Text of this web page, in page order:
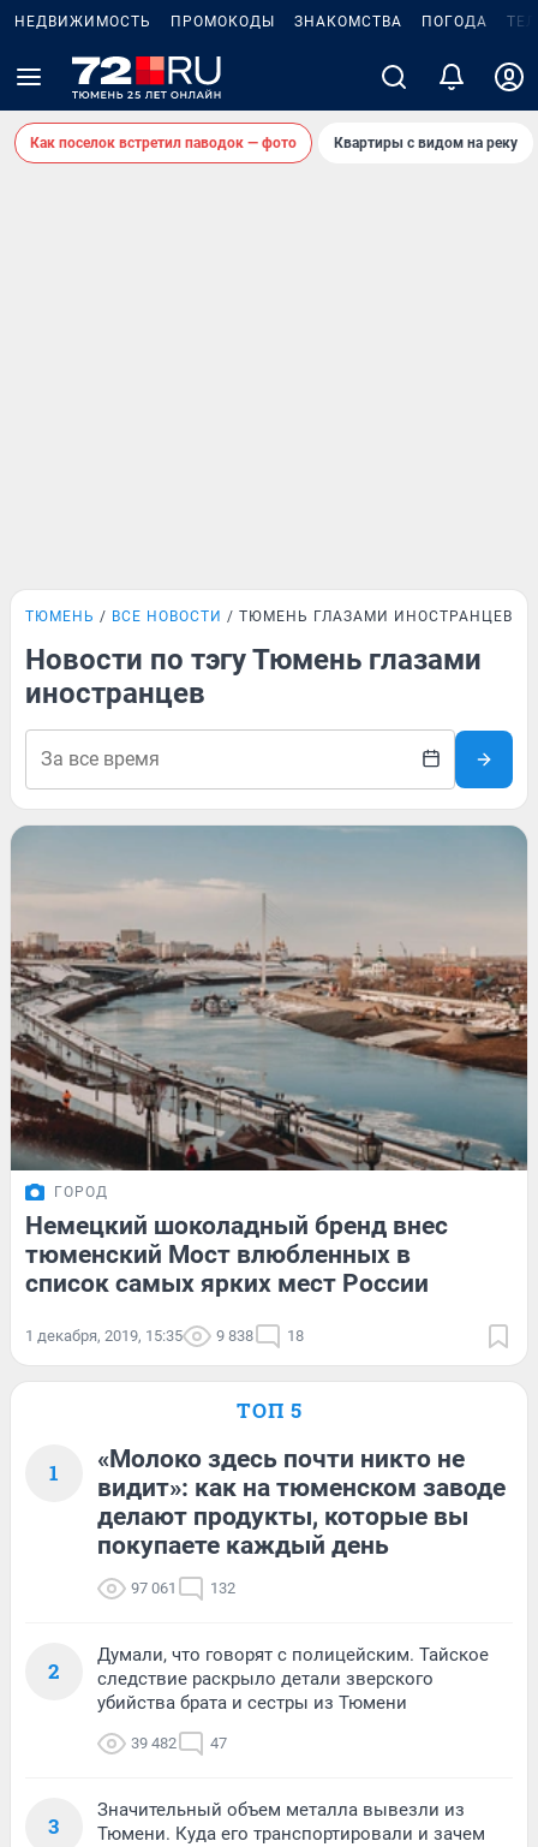
НЕДВИЖИМОСТЬ ПРОМОКОДЫ ЗНАКОМСТВА ПОГОДА
Как поселок встретил паводок — фото Квартиры с видом на реку
ТЮМЕНЬ ВСЕ НОВОСТИ ТЮМЕНЬ ГЛАЗАМИ ИНОСТРАНЦЕВ
Новости по тэгу Тюмень глазами
иностранцев
ГОРОД
Немецкий шоколадный бренд внес
тюменский Мост влюбленных в
список самых ярких мест России
1 декабря, 2019, 15:35 9 838 18
ТОП 5
1
«Молоко здесь почти никто не
видит»: как на тюменском заводе
делают продукты, которые вы
покупаете каждый день
97 061 132
2
Думали, что говорят с полицейским. Тайское
следствие раскрыло детали зверского
убийства брата и сестры из Тюмени
39 482 47
3
Значительный объем металла вывезли из
Тюмени. Куда его транспортировали и зачем